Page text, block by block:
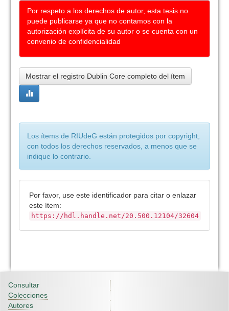
Por respeto a los derechos de autor, esta tesis no
puede publicarse ya que no contamos con la
autorización explícita de su autor o se cuenta con un
convenio de confidencialidad
Mostrar el registro Dublin Core completo del ítem
Los ítems de RIUdeG están protegidos por copyright,
con todos los derechos reservados, a menos que se
indique lo contrario.
Por favor, use este identificador para citar o enlazar
este ítem:
https://hdl.handle.net/20.500.12104/32604
Consultar
Colecciones
Autores